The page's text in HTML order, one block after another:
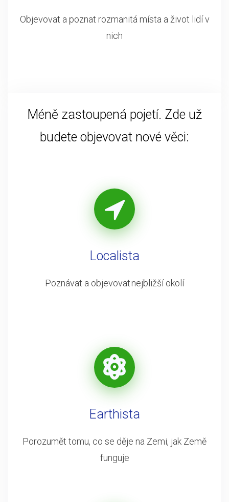
Objevovat a poznat rozmanitá místa a život lidí v
nich
Méně zastoupená pojetí. Zde už
budete objevovat nové věci:
Localista
Poznávat a objevovat nejbližší okolí
Earthista
Porozumět tomu, co se děje na Zemi, jak Země
funguje